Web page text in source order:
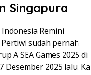
Singapura
Remini
sudah pernah
A SEA Games 2025 di
Desember 2025 lalu.